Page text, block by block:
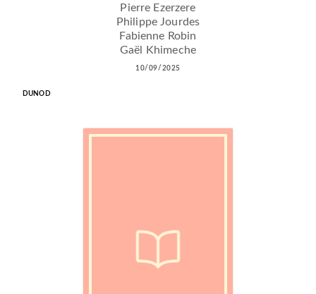
Pierre Ezerzere
Philippe Jourdes
Fabienne Robin
Gaël Khimeche
10/09/2025
DUNOD